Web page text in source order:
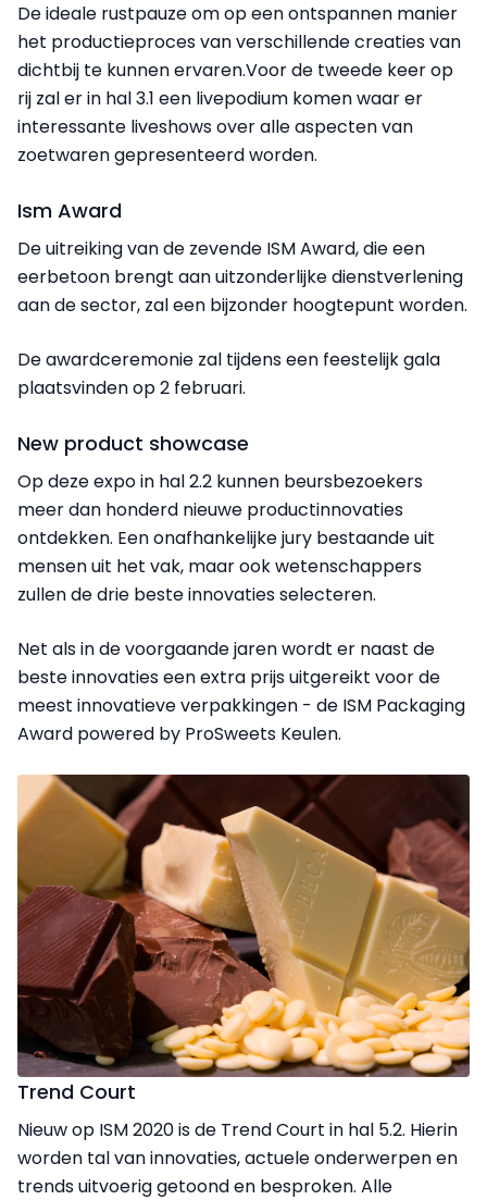
De ideale rustpauze om op een ontspannen manier
het productieproces van verschillende creaties van
dichtbij te kunnen ervaren.Voor de tweede keer op
rij zal er in hal 3.1 een livepodium komen waar er
interessante liveshows over alle aspecten van
zoetwaren gepresenteerd worden.
Ism Award
De uitreiking van de zevende ISM Award, die een
eerbetoon brengt aan uitzonderlijke dienstverlening
aan de sector, zal een bijzonder hoogtepunt worden.
De awardceremonie zal tijdens een feestelijk gala
plaatsvinden op 2 februari.
New product showcase
Op deze expo in hal 2.2 kunnen beursbezoekers
meer dan honderd nieuwe productinnovaties
ontdekken. Een onafhankelijke jury bestaande uit
mensen uit het vak, maar ook wetenschappers
zullen de drie beste innovaties selecteren.
Net als in de voorgaande jaren wordt er naast de
beste innovaties een extra prijs uitgereikt voor de
meest innovatieve verpakkingen - de ISM Packaging
Award powered by ProSweets Keulen.
Trend Court
Nieuw op ISM 2020 is de Trend Court in hal 5.2. Hierin
worden tal van innovaties, actuele onderwerpen en
trends uitvoerig getoond en besproken. Alle